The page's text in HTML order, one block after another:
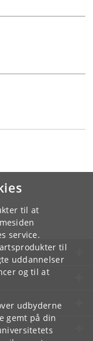
til at
service.
til
uddannelser
og til at
udbyderne
gemt på din